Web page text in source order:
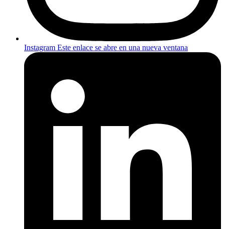
Instagram Este enlace se abre en una nueva ventana